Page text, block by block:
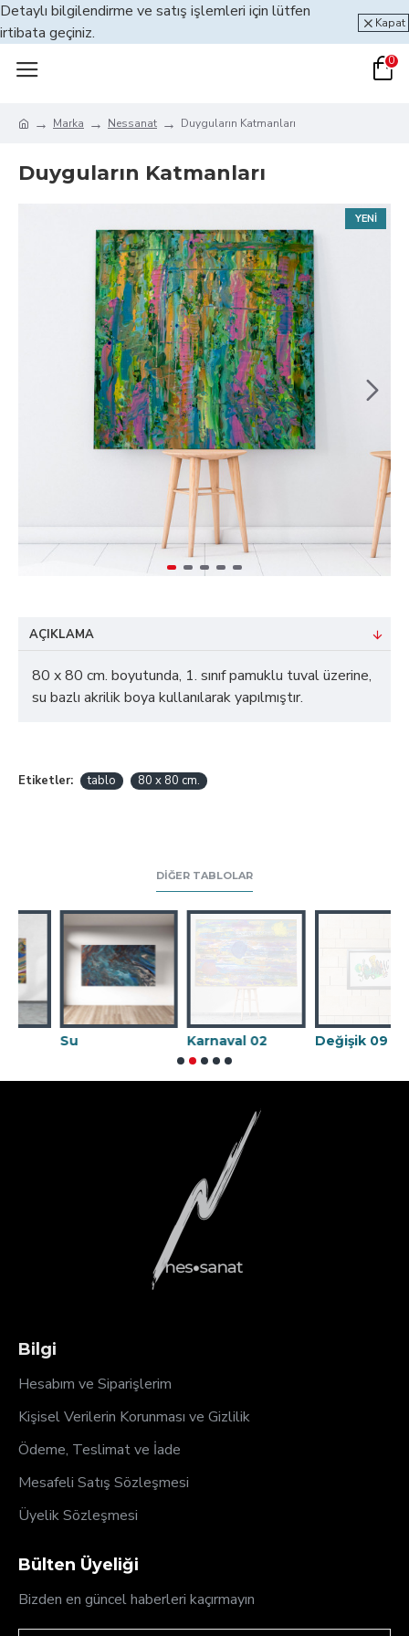
Detaylı bilgilendirme ve satış işlemleri için lütfen
irtibata geçiniz.
Kapat
0
Marka Nessanat Duyguların Katmanları
Duyguların Katmanları
YENI
AÇIKLAMA
80 x 80 cm. boyutunda, 1. sınıf pamuklu tuval üzerine,
su bazlı akrilik boya kullanılarak yapılmıştır.
Etiketler: tablo 80 x 80 cm.
DIĞER TABLOLAR
Karnaval 02 Değişik 09
Bilgi
Hesabım ve Siparişlerim
Kişisel Verilerin Korunması ve Gizlilik
Ödeme, Teslimat ve İade
Mesafeli Satış Sözleşmesi
Üyelik Sözleşmesi
Bülten Üyeliği
Bizden en güncel haberleri kaçırmayın